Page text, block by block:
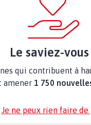
Le saviez-vous
qui contribuent à
amener 1 750
Je ne peux rien faire de